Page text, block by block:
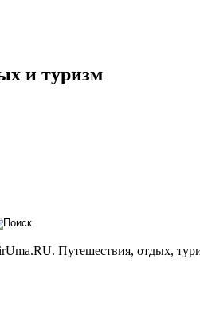
и туризм
Путешествия, отдых,